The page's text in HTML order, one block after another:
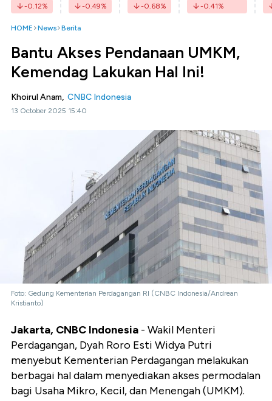
-0.12% -0.49% -0.68% -0.41%
HOME News Berita
Bantu Akses Pendanaan UMKM,
Kemendag Lakukan Hal Ini!
Khoirul Anam, CNBC Indonesia
13 October 2025 15:40
Foto: Gedung Kementerian Perdagangan RI (CNBC Indonesia/Andrean
Kristianto)
Jakarta, CNBC Indonesia - Wakil Menteri
Perdagangan, Dyah Roro Esti Widya Putri
menyebut Kementerian Perdagangan melakukan
berbagai hal dalam menyediakan akses permodalan
bagi Usaha Mikro, Kecil, dan Menengah (UMKM).